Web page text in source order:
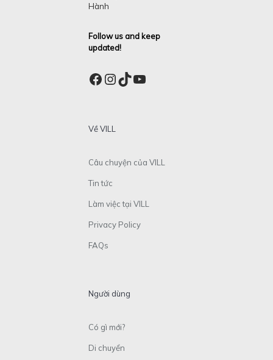
Hành
Follow us and keep
updated!
Facebook
Instagram
TikTok
YouTube
Về VILL
Câu chuyện của VILL
Tin tức
Làm việc tại VILL
Privacy Policy
FAQs
Người dùng
Có gì mới?
Di chuyển